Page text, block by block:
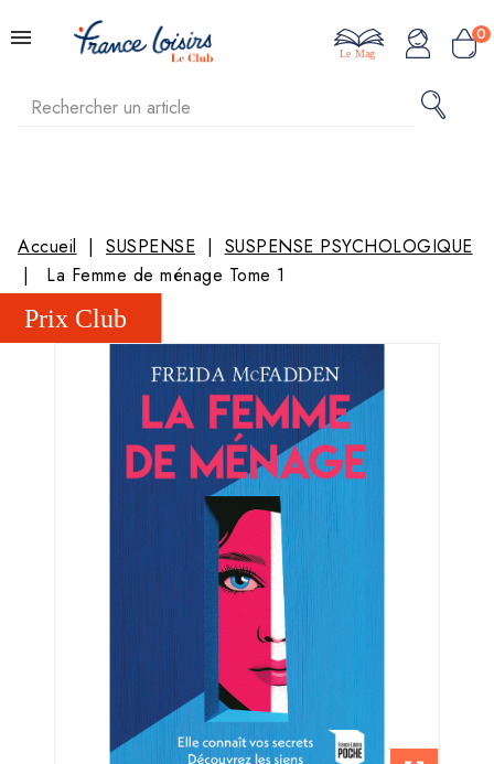
0
Le Mag
Accueil SUSPENSE
SUSPENSE PSYCHOLOGIQUE
La Femme de ménage Tome 1